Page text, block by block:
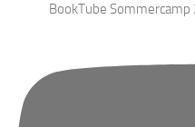
BookTube